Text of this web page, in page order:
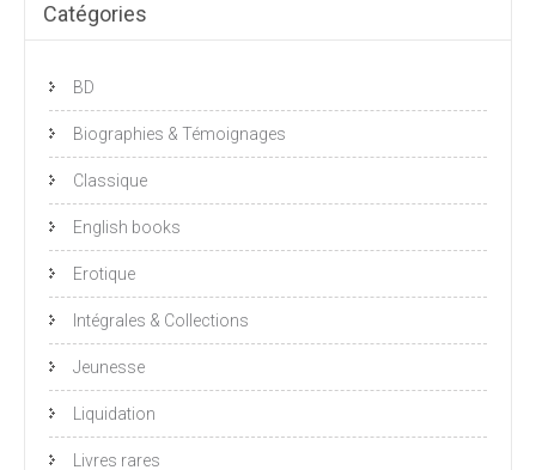
Catégories
BD
Biographies & Témoignages
Classique
English books
Erotique
Intégrales & Collections
Jeunesse
Liquidation
Livres rares